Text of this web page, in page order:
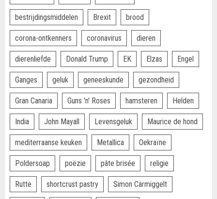
bestrijdingsmiddelen Brexit brood
corona-ontkenners coronavirus dieren
dierenliefde Donald Trump EK Elzas Engel
Ganges geluk geneeskunde gezondheid
Gran Canaria Guns 'n' Roses hamsteren Helden
India John Mayall Levensgeluk Maurice de hond
mediterraanse keuken Metallica Oekraïne
Poldersoap poëzie pâte brisée religie
Rutte shortcrust pastry Simon Carmiggelt